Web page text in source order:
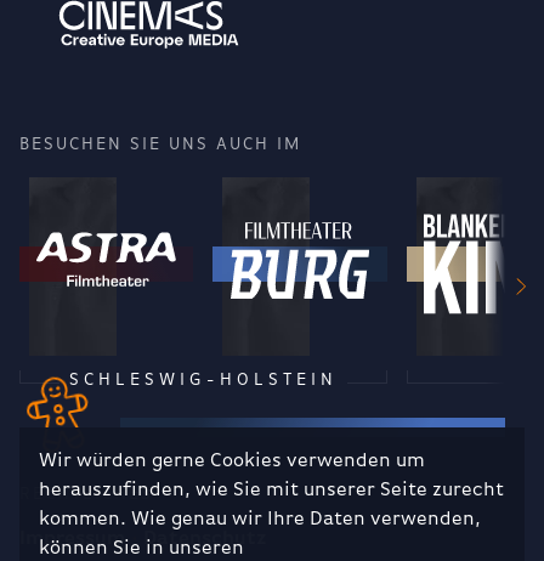
Wir würden gerne Cookies verwenden um
herauszufinden, wie Sie mit unserer Seite zurecht
kommen. Wie genau wir Ihre Daten verwenden,
können Sie in unseren
BESUCHEN SIE UNS AUCH IM
SCHLESWIG-HOLSTEIN
RECHTLICHES
Impressum Datenschutz